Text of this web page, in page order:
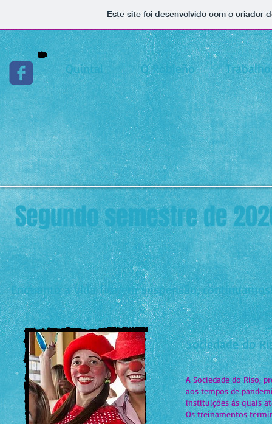
Este site foi desenvolvido com o criador
Quintal O Robleño
Segundo semestre de
Enquanto a vida fica em suspensão,
Sociedade do
A Sociedade do Riso,
aos tempos de
instituições às quais
Os treinamentos